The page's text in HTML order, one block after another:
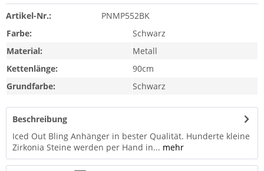
Artikel-Nr.:
PNMP552BK
Farbe:
Schwarz
Material:
Metall
Kettenlänge:
90cm
Grundfarbe:
Schwarz
Beschreibung
Iced Out Bling Anhänger in bester Qualität. Hunderte kleine
Zirkonia Steine werden per Hand in... mehr